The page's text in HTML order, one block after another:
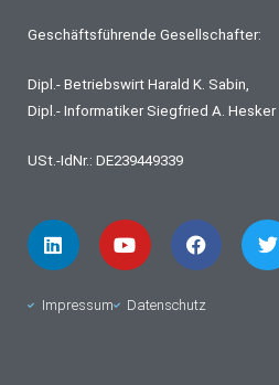
Geschäftsführende Gesellschafter:
Dipl.- Betriebswirt Harald K. Sabin,
Dipl.- Informatiker Siegfried A. Hesker
USt.-IdNr.: DE239449339
L
i
n
e
Y
o
u
u
F
a
c
b
T
w
i
Impressum Datenschutz